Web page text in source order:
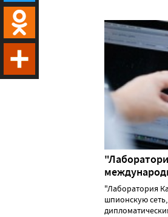
"Лаборатория
шпионскую
Twitter
Odnoklassniki